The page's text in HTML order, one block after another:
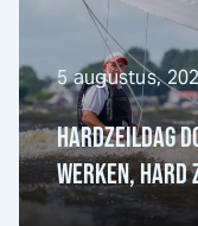
HARDZEILDAG
WERKEN, HARD
5 augustus,